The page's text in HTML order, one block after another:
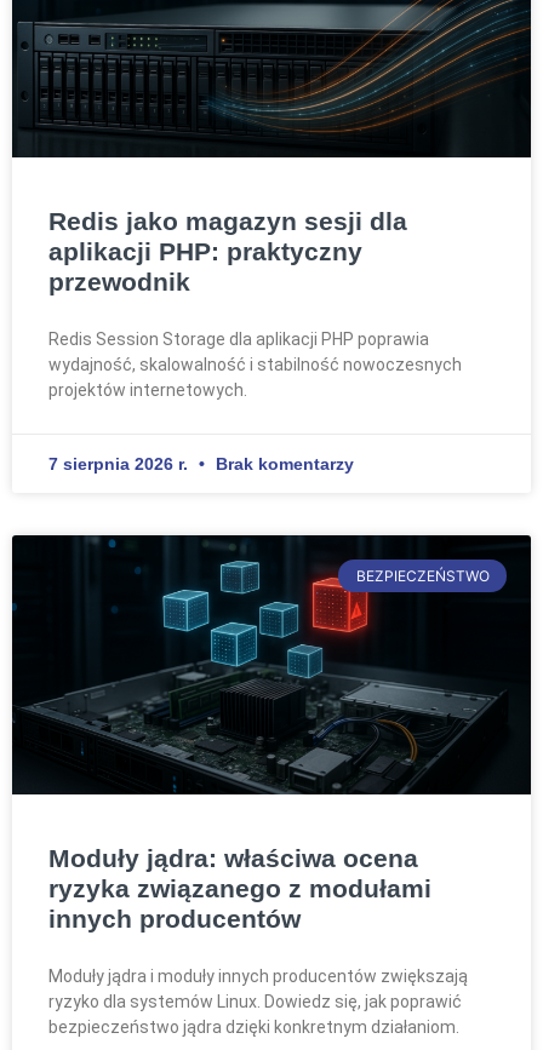
Redis jako magazyn sesji dla
aplikacji PHP: praktyczny
przewodnik
Redis Session Storage dla aplikacji PHP poprawia
wydajność, skalowalność i stabilność nowoczesnych
projektów internetowych.
7 sierpnia 2026 r. Brak komentarzy
BEZPIECZEŃSTWO
Moduły jądra: właściwa ocena
ryzyka związanego z modułami
innych producentów
Moduły jądra i moduły innych producentów zwiększają
ryzyko dla systemów Linux. Dowiedz się, jak poprawić
bezpieczeństwo jądra dzięki konkretnym działaniom.